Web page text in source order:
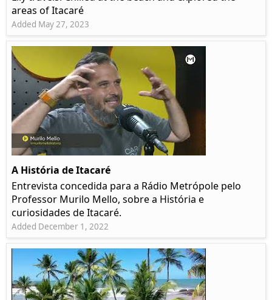
areas of Itacaré
Added May 27, 2023
A História de Itacaré
Entrevista concedida para a Rádio Metrópole pelo
Professor Murilo Mello, sobre a História e
curiosidades de Itacaré.
Added December 1, 2022